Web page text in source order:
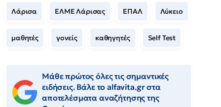
Λάρισα ΕΛΜΕ Λάρισας ΕΠΑΛ Λύκειο
μαθητές γονείς καθηγητές Self Test
Μάθε πρώτος όλες τις σημαντικές
ειδήσεις. Βάλε το alfavita.gr στα
αποτελέσματα αναζήτησης της